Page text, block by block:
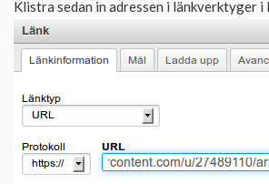
Klistra sedan in adressen i länkverktyger